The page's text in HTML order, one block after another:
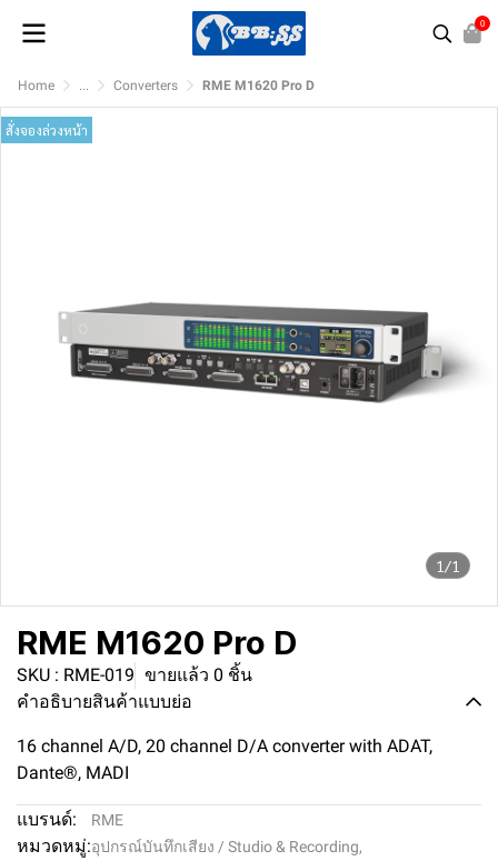
0
Home ... Converters RME M1620 Pro D
1/1
สั่งจองล่วงหน้า
RME M1620 Pro D
SKU : RME-019 ขายแล้ว 0 ชิ้น
คำอธิบายสินค้าแบบย่อ
16 channel A/D, 20 channel D/A converter with ADAT,
Dante®, MADI
แบรนด์: RME
หมวดหมู่:อุปกรณ์บันทึกเสียง / Studio & Recording,